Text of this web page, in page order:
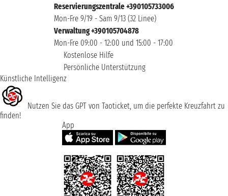
Reservierungszentrale +390105733006
Mon-Fre 9/19 - Sam 9/13 (32 Linee)
Verwaltung +390105704878
Mon-Fre 09:00 - 12:00 und 15:00 - 17:00
Kostenlose Hilfe
Persönliche Unterstützung
Künstliche Intelligenz
Nutzen Sie das GPT von Taoticket, um die perfekte Kreuzfahrt zu
finden!
App